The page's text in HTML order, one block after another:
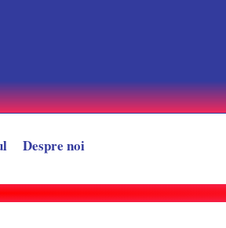
Despre noi
putea trimite direct în spatele gratiilor.